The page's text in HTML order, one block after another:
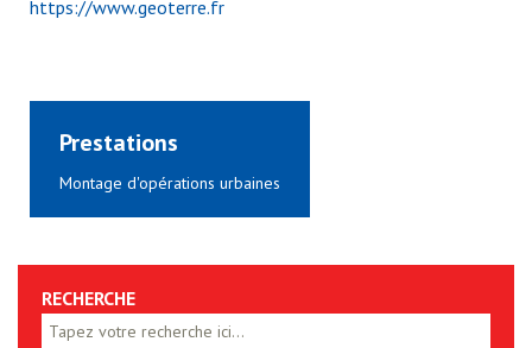
https://www.geoterre.fr
Prestations
Montage d'opérations urbaines
RECHERCHE